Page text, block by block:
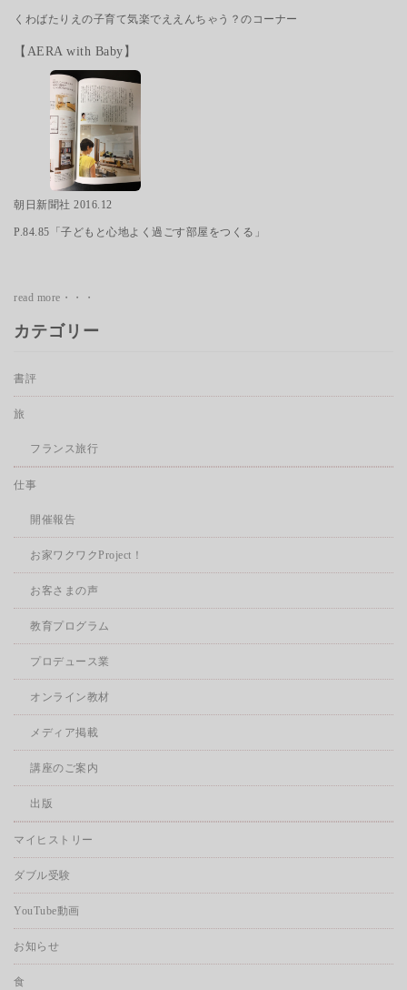
くわばたりえの子育て気楽でええんちゃう？のコーナー
【AERA with Baby】
朝日新聞社 2016.12
P.84.85「子どもと心地よく過ごす部屋をつくる」
read more・・・
カテゴリー
書評
旅
フランス旅行
仕事
開催報告
お家ワクワクProject！
お客さまの声
教育プログラム
プロデュース業
オンライン教材
メディア掲載
講座のご案内
出版
マイヒストリー
ダブル受験
YouTube動画
お知らせ
食